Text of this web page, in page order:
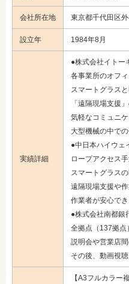
会社所在地 東京都千代田区
設立年 1984年8月
実績詳細
●株式会社イトー
各事業所のオフ
スマートグラス
「遠隔現場支援
気軽なコミュニケ
大型機械の中で
●中日本ハイウェ
ロープアクセス
スマートグラス
遠隔現場支援や
作業者が安心で
●株式会社南都銀
全拠点（137拠点
説明会や営業店
その後、動画視
【A3フルカラー